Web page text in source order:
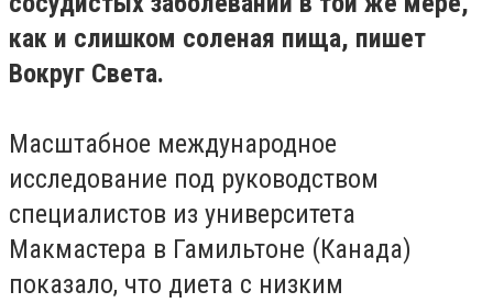
как и слишком соленая пища, пишет
Вокруг Света.
Масштабное международное
исследование под руководством
специалистов из университета
Макмастера в Гамильтоне (Канада)
показало, что диета с низким